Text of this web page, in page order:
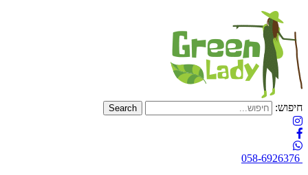
חיפוש:
058-6926376